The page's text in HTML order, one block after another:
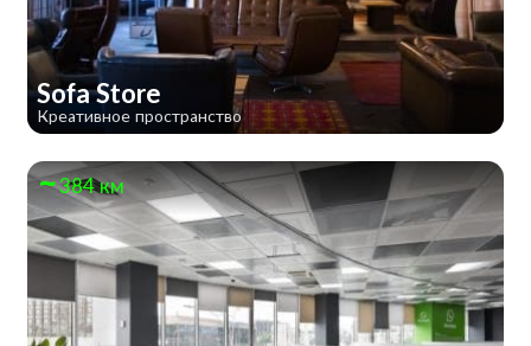
Sofa Store
Креативное пространство
384 км